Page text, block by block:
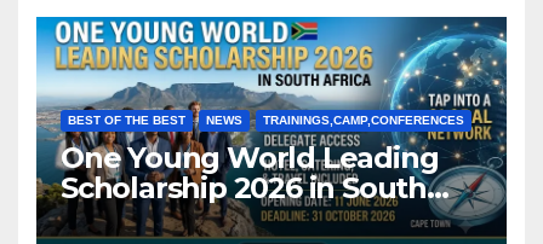
BEST OF THE BEST NEWS TRAININGS,CAMP,CONFERENCES
One Young World Leading
Scholarship 2026 in South
Africa (Fully Funded)